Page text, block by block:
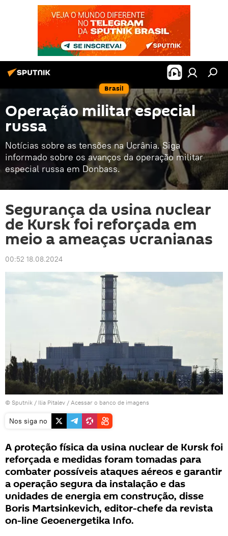
Brasil
Operação militar especial
russa
Notícias sobre as tensões na Ucrânia. Siga
informado sobre os avanços da operação militar
especial russa em Donbass.
Segurança da usina nuclear
de Kursk foi reforçada em
meio a ameaças ucranianas
00:52 18.08.2024
© Sputnik / Ilia Pitalev / Acessar o banco de imagens
Nos siga no
A proteção física da usina nuclear de Kursk foi
reforçada e medidas foram tomadas para
combater possíveis ataques aéreos e garantir
a operação segura da instalação e das
unidades de energia em construção, disse
Boris Martsinkevich, editor-chefe da revista
on-line Geoenergetika Info.